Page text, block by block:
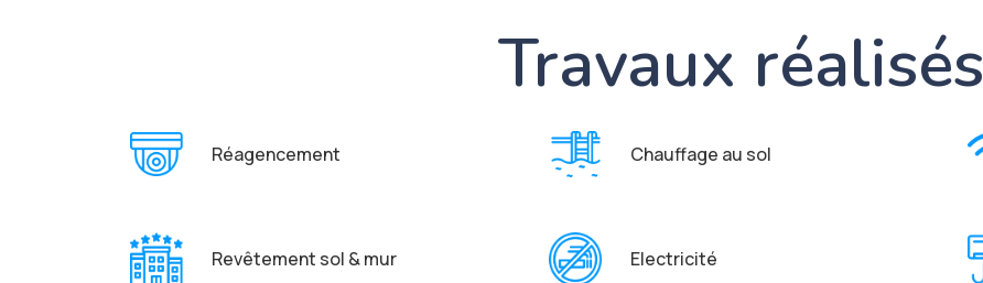
Travaux réalisés
Réagencement Chauffage au sol
Revêtement sol & mur Electricité